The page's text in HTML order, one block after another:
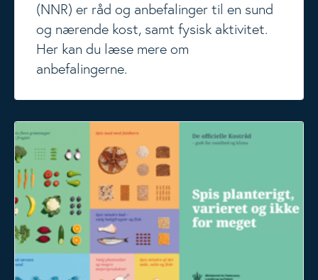
(NNR) er råd og anbefalinger til en sund
og nærende kost, samt fysisk aktivitet.
Her kan du læse mere om
anbefalingerne.
De officielle Kostråd